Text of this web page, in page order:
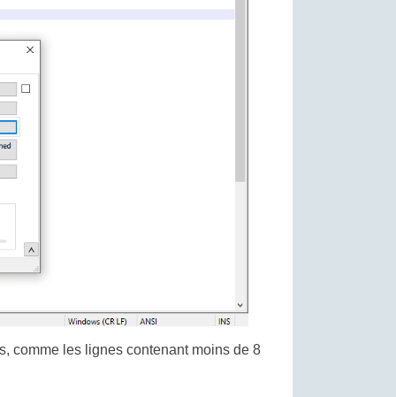
comme les lignes contenant moins de 8